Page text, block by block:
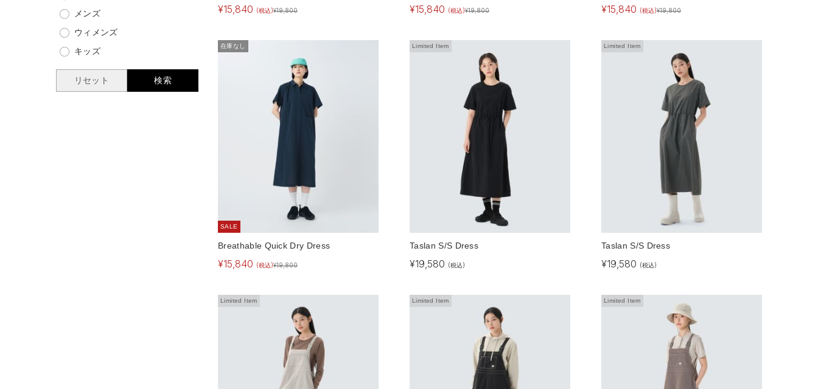
メンズ
ウィメンズ
キッズ
リセット 検索
¥15,840 (税込)¥19,800 ¥15,840 (税込)¥19,800 ¥15,840 (税込)¥19,800
在庫なし
SALE
Breathable Quick Dry Dress
¥15,840 (税込)¥19,800
Limited Item
Taslan S/S Dress
¥19,580 (税込)
Limited Item
Taslan S/S Dress
¥19,580 (税込)
Limited Item Limited Item Limited Item